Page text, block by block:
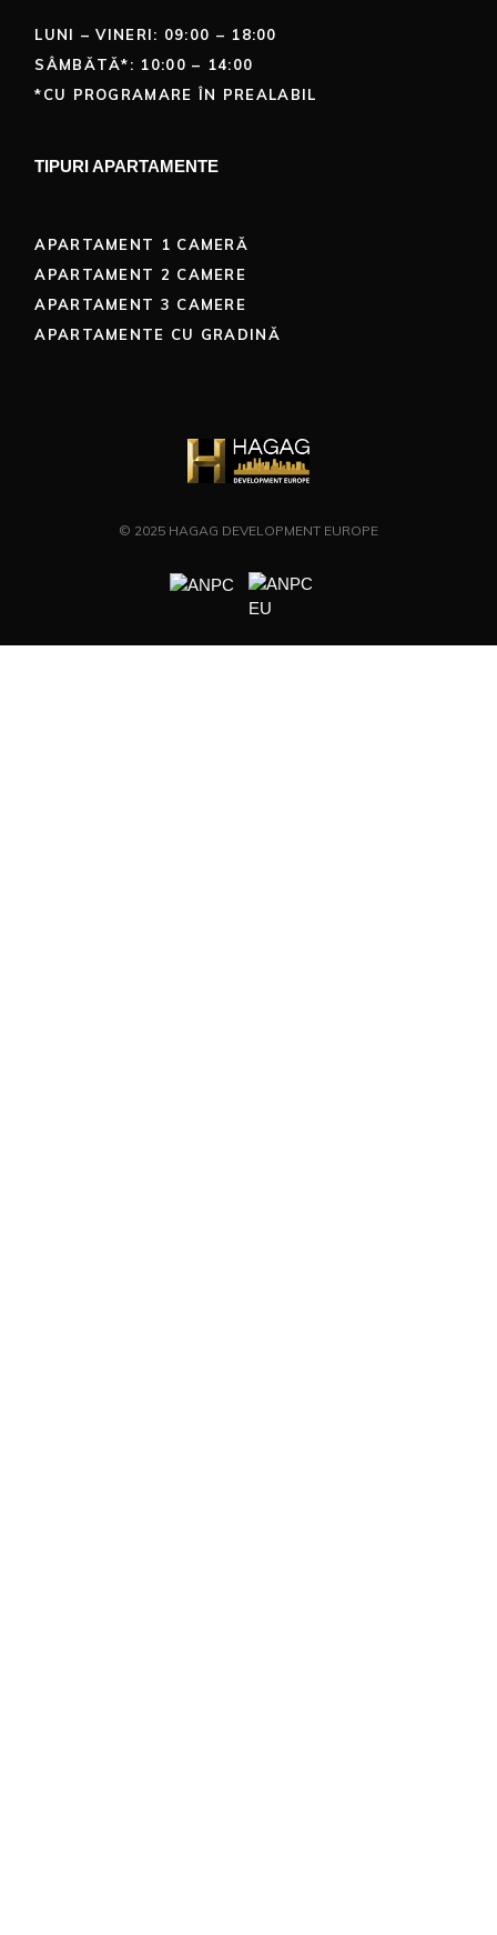
LUNI – VINERI: 09:00 – 18:00
SÂMBĂTĂ*: 10:00 – 14:00
*CU PROGRAMARE ÎN PREALABIL
TIPURI APARTAMENTE
APARTAMENT 1 CAMERĂ
APARTAMENT 2 CAMERE
APARTAMENT 3 CAMERE
APARTAMENTE CU GRADINĂ
© 2025 HAGAG DEVELOPMENT EUROPE